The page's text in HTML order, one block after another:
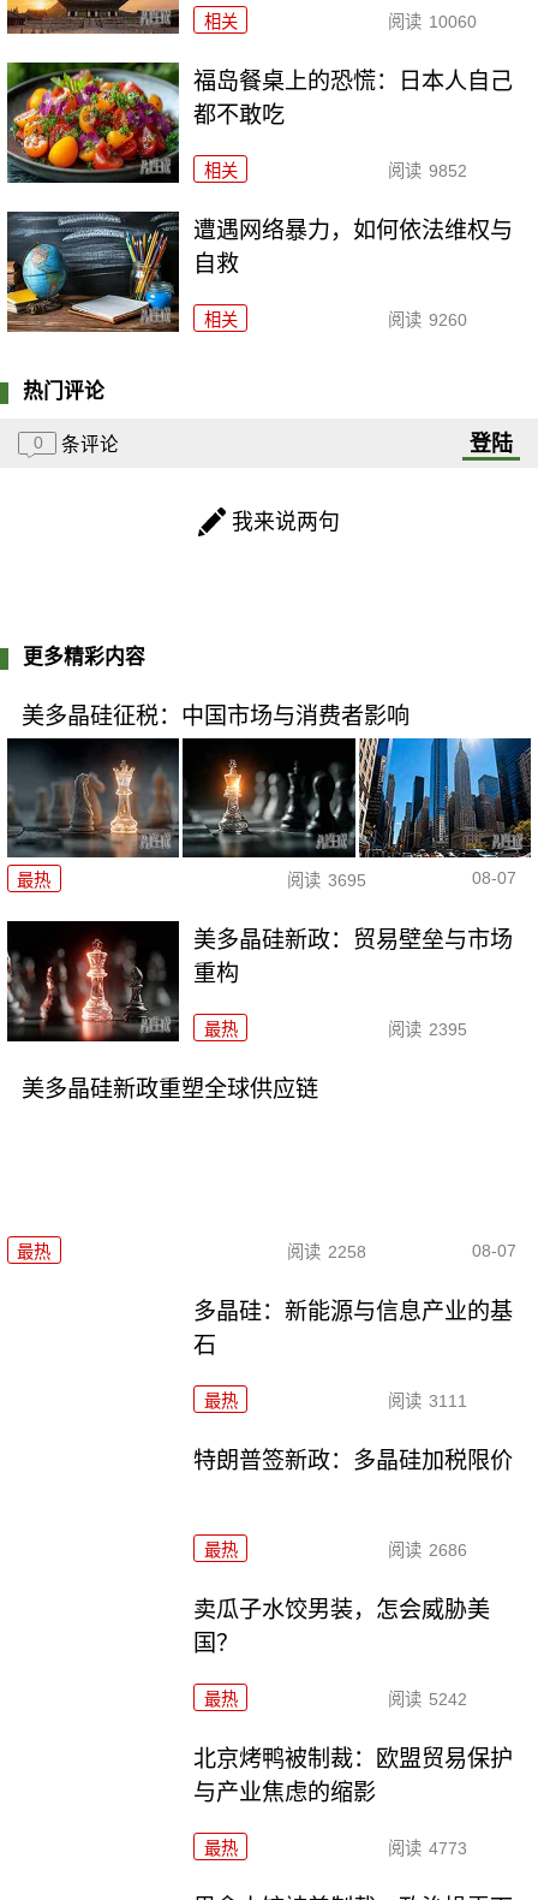
相关 阅读 10060
福岛餐桌上的恐慌：日本人自己
都不敢吃
相关 阅读 9852
遭遇网络暴力，如何依法维权与
自救
相关 阅读 9260
热门评论
0 条评论 登陆
我来说两句
更多精彩内容
美多晶硅征税：中国市场与消费者影响
最热 阅读 3695 08-07
美多晶硅新政：贸易壁垒与市场
重构
最热 阅读 2395
美多晶硅新政重塑全球供应链
最热 阅读 2258 08-07
多晶硅：新能源与信息产业的基
石
最热 阅读 3111
特朗普签新政：多晶硅加税限价
最热 阅读 2686
卖瓜子水饺男装，怎会威胁美
国？
最热 阅读 5242
北京烤鸭被制裁：欧盟贸易保护
与产业焦虑的缩影
最热 阅读 4773